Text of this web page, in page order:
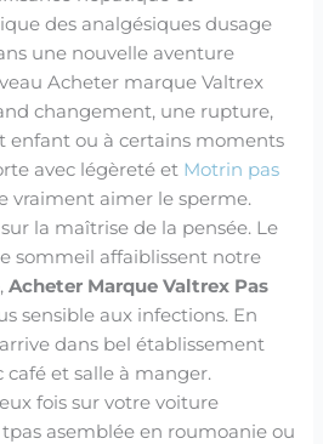
des analgésiques dusage
une nouvelle aventure
Acheter marque Valtrex
changement, une rupture,
enfant ou à certains moments
avec légèreté et Motrin pas
vraiment aimer le sperme.
la maîtrise de la pensée. Le
sommeil affaiblissent notre
Acheter Marque Valtrex Pas
sensible aux infections. En
dans bel établissement
café et salle à manger.
fois sur votre voiture
tpas asemblée en roumoanie ou